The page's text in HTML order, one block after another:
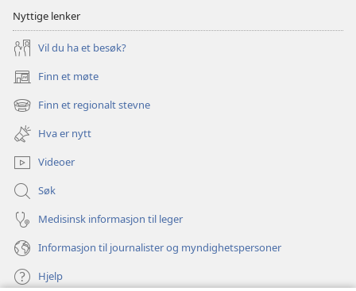
Nyttige lenker
Vil du ha et besøk?
Finn et møte
(åpner
nytt
vindu)
Finn et regionalt stevne
(åpner
nytt
vindu)
Hva er nytt
Videoer
Søk
Medisinsk informasjon til leger
Informasjon til journalister og myndighetspersoner
Hjelp